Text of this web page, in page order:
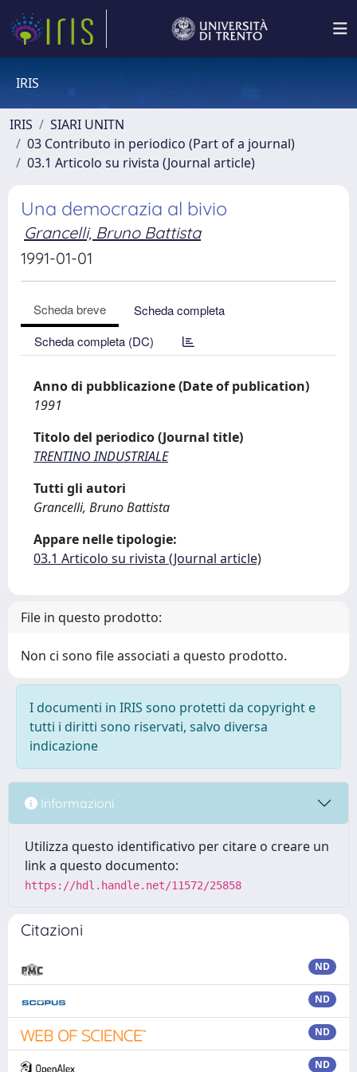
IRIS
IRIS
SIARI UNITN
03 Contributo in periodico (Part of a journal)
03.1 Articolo su rivista (Journal article)
Una democrazia al bivio
Grancelli, Bruno Battista
1991-01-01
Scheda breve
Scheda completa
Scheda completa (DC)
Anno di pubblicazione (Date of publication)
1991
Titolo del periodico (Journal title)
TRENTINO INDUSTRIALE
Tutti gli autori
Grancelli, Bruno Battista
Appare nelle tipologie:
03.1 Articolo su rivista (Journal article)
File in questo prodotto:
Non ci sono file associati a questo prodotto.
I documenti in IRIS sono protetti da copyright e
tutti i diritti sono riservati, salvo diversa
indicazione
Informazioni
Utilizza questo identificativo per citare o creare un
link a questo documento:
https://hdl.handle.net/11572/25858
Citazioni
ND
ND
ND
ND